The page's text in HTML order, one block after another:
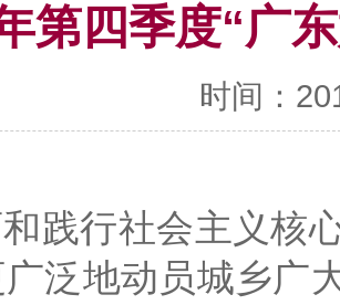
第四季度“广
时间：
践行社会主义核
泛地动员城乡广